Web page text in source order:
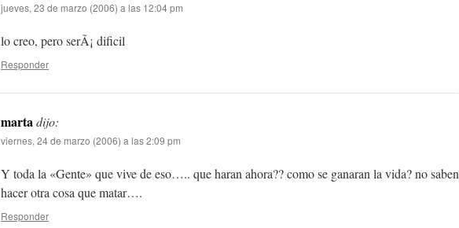
jueves, 23 de marzo (2006) a las 12:04 pm
lo creo, pero serÃ¡ dificil
Responder
martadijo:
viernes, 24 de marzo (2006) a las 2:09 pm
Y toda la «Gente» que vive de eso….. que haran ahora?? como se ganaran la vida? no saben
hacer otra cosa que matar….
Responder